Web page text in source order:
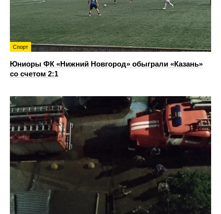
Спорт
Юниоры ФК «Нижний Новгород» обыграли «Казань»
со счетом 2:1